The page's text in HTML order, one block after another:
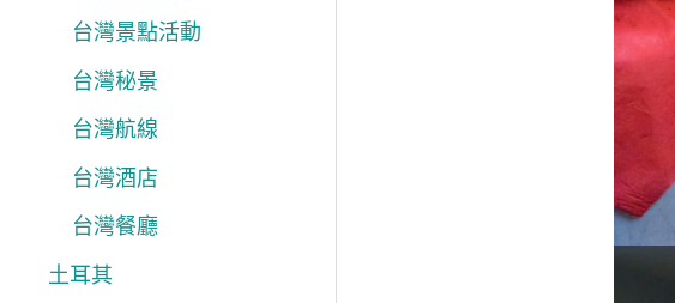
台灣景點活動
台灣秘景
台灣航線
台灣酒店
台灣餐廳
土耳其